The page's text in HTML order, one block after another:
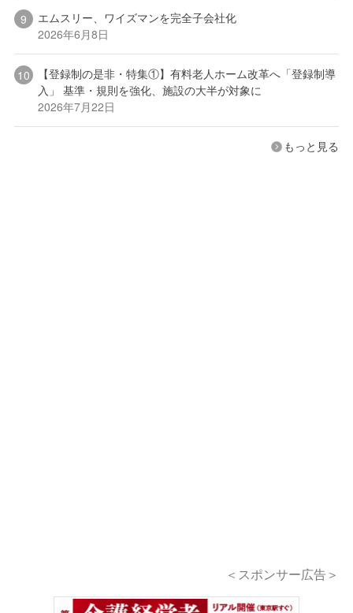
エムスリー、ワイズマンを完全子会社化
2026年6月8日
【登録制の是非・特集①】有料老人ホーム改革へ「登録制導
入」 基準・規則を強化、施設の大半が対象に
2026年7月22日
もっと見る
＜スポンサー広告＞